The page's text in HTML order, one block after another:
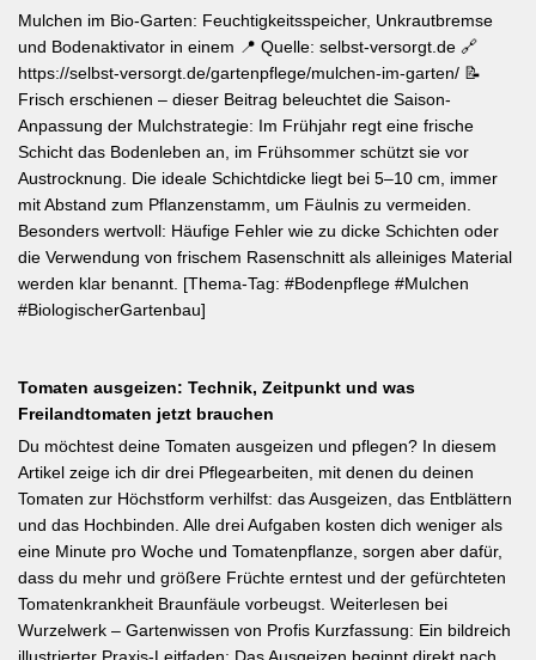
Mulchen im Bio-Garten: Feuchtigkeitsspeicher, Unkrautbremse
und Bodenaktivator in einem 📍 Quelle: selbst-versorgt.de 🔗
https://selbst-versorgt.de/gartenpflege/mulchen-im-garten/ 📝
Frisch erschienen – dieser Beitrag beleuchtet die Saison-
Anpassung der Mulchstrategie: Im Frühjahr regt eine frische
Schicht das Bodenleben an, im Frühsommer schützt sie vor
Austrocknung. Die ideale Schichtdicke liegt bei 5–10 cm, immer
mit Abstand zum Pflanzenstamm, um Fäulnis zu vermeiden.
Besonders wertvoll: Häufige Fehler wie zu dicke Schichten oder
die Verwendung von frischem Rasenschnitt als alleiniges Material
werden klar benannt. [Thema-Tag: #Bodenpflege #Mulchen
#BiologischerGartenbau]
Tomaten ausgeizen: Technik, Zeitpunkt und was
Freilandtomaten jetzt brauchen
Du möchtest deine Tomaten ausgeizen und pflegen? In diesem
Artikel zeige ich dir drei Pflegearbeiten, mit denen du deinen
Tomaten zur Höchstform verhilfst: das Ausgeizen, das Entblättern
und das Hochbinden. Alle drei Aufgaben kosten dich weniger als
eine Minute pro Woche und Tomatenpflanze, sorgen aber dafür,
dass du mehr und größere Früchte erntest und der gefürchteten
Tomatenkrankheit Braunfäule vorbeugst. Weiterlesen bei
Wurzelwerk – Gartenwissen von Profis Kurzfassung: Ein bildreich